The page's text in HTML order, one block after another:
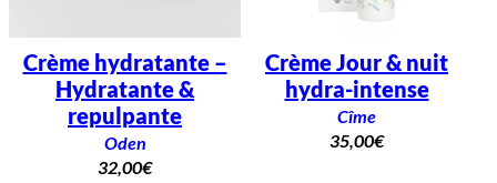
Crème hydratante –
Hydratante &
repulpante
Oden
32,00€
Crème Jour & nuit
hydra-intense
Cîme
35,00€